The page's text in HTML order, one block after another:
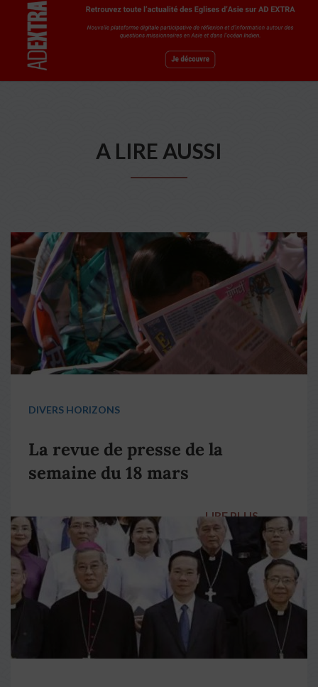
A LIRE AUSSI
DIVERS HORIZONS
La revue de presse de la
semaine du 18 mars
LIRE PLUS →